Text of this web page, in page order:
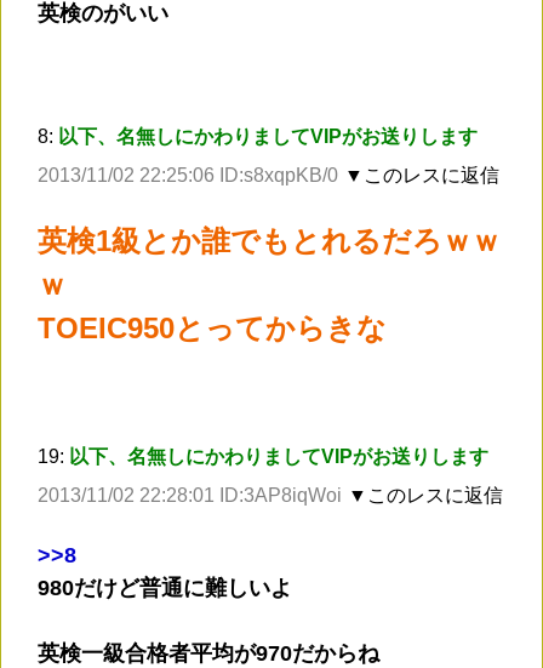
英検のがいい
8: 以下、名無しにかわりましてVIPがお送りします
2013/11/02 22:25:06 ID:s8xqpKB/0 ▼このレスに返信
英検1級とか誰でもとれるだろｗｗ
ｗ
TOEIC950とってからきな
19: 以下、名無しにかわりましてVIPがお送りします
2013/11/02 22:28:01 ID:3AP8iqWoi ▼このレスに返信
>>8
980だけど普通に難しいよ
英検一級合格者平均が970だからね